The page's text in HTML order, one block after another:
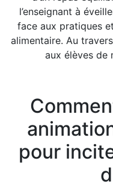
l’enseignant à
face aux pratiques
alimentaire. Au
aux élèves de
pour